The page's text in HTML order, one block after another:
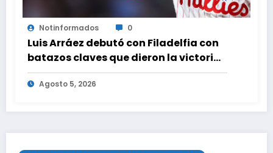
Notinformados 0
Luis Arráez debutó con Filadelfia con
batazos claves que dieron la victoria
ante Nacionales
Agosto 5, 2026